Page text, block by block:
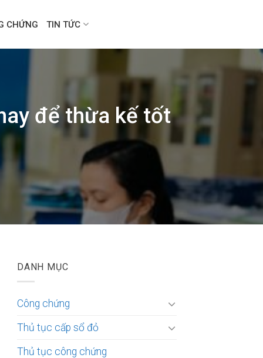
CHỨNG TIN TỨC
để thừa kế tốt
DANH MỤC
Công chứng
Thủ tục cấp sổ đỏ
Thủ tục công chứng